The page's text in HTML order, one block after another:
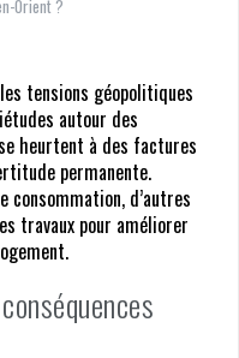
lancer
perdre en confort ?
PTZ pour financer vos
?
face à la crise au Moyen-
?
Orient ?
tensions géopolitiques
autour des
heurtent à des factures
permanente.
d’autres
travaux pour améliorer